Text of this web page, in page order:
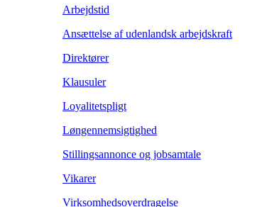
Arbejdstid
Ansættelse af udenlandsk arbejdskraft
Direktører
Klausuler
Loyalitetspligt
Løngennemsigtighed
Stillingsannonce og jobsamtale
Vikarer
Virksomhedsoverdragelse